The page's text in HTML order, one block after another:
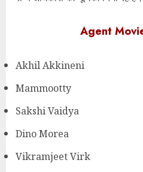
Agent
Akhil Akkineni
Mammootty
Sakshi Vaidya
Dino Morea
Vikramjeet Virk